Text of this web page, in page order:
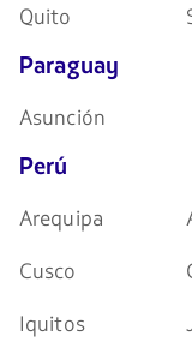
Quito
Paraguay
Asunción
Perú
Arequipa
Cusco
Iquitos